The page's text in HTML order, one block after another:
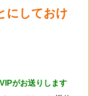
にしておけ
がお送りします